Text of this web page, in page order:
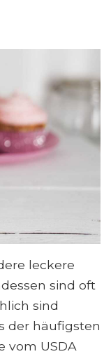
leckere
sind oft
sind
der häufigsten
vom USDA